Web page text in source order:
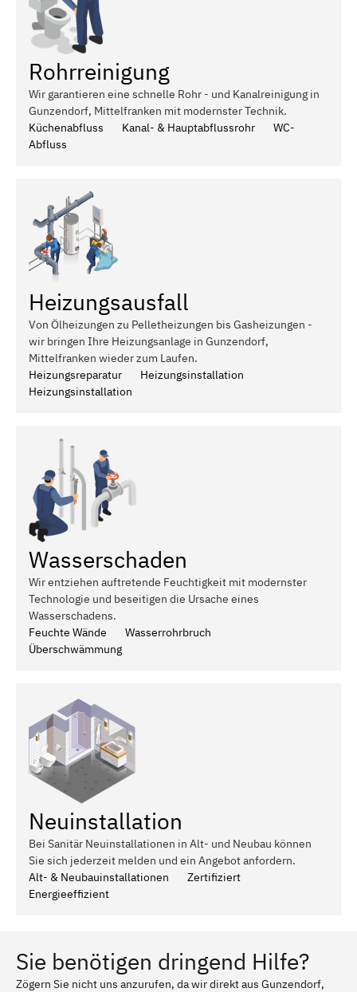
Rohrreinigung
Wir garantieren eine schnelle Rohr - und Kanalreinigung in
Gunzendorf, Mittelfranken mit modernster Technik.
Küchenabfluss
Kanal- & Hauptabflussrohr
WC-
Abfluss
Heizungsausfall
Von Ölheizungen zu Pelletheizungen bis Gasheizungen -
wir bringen Ihre Heizungsanlage in Gunzendorf,
Mittelfranken wieder zum Laufen.
Heizungsreparatur
Heizungsinstallation
Heizungsinstallation
Wasserschaden
Wir entziehen auftretende Feuchtigkeit mit modernster
Technologie und beseitigen die Ursache eines
Wasserschadens.
Feuchte Wände
Wasserrohrbruch
Überschwämmung
Neuinstallation
Bei Sanitär Neuinstallationen in Alt- und Neubau können
Sie sich jederzeit melden und ein Angebot anfordern.
Alt- & Neubauinstallationen
Zertifiziert
Energieeffizient
Sie benötigen dringend Hilfe?
Zögern Sie nicht uns anzurufen, da wir direkt aus Gunzendorf,